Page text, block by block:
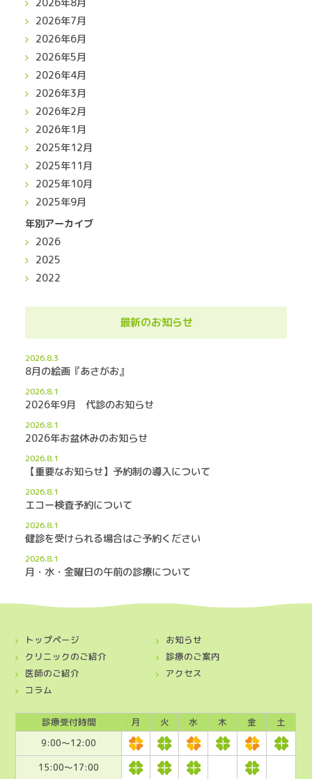
2026年8月
2026年7月
2026年6月
2026年5月
2026年4月
2026年3月
2026年2月
2026年1月
2025年12月
2025年11月
2025年10月
2025年9月
年別アーカイブ
2026
2025
2022
最新のお知らせ
2026.8.3
8月の絵画『あさがお』
2026.8.1
2026年9月 代診のお知らせ
2026.8.1
2026年お盆休みのお知らせ
2026.8.1
【重要なお知らせ】予約制の導入について
2026.8.1
エコー検査予約について
2026.8.1
健診を受けられる場合はご予約ください
2026.8.1
月・水・金曜日の午前の診療について
トップページ
お知らせ
クリニックのご紹介
診療のご案内
医師のご紹介
アクセス
コラム
診療受付時間 月 火 水 木 金
土
9:00〜12:00
15:00〜17:00